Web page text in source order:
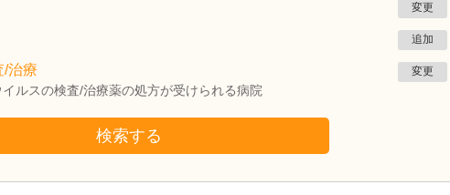
変更
追加
/治療
ルスの検査/治療薬の処方が受けられる病院
変更
検索する
永瀬医院